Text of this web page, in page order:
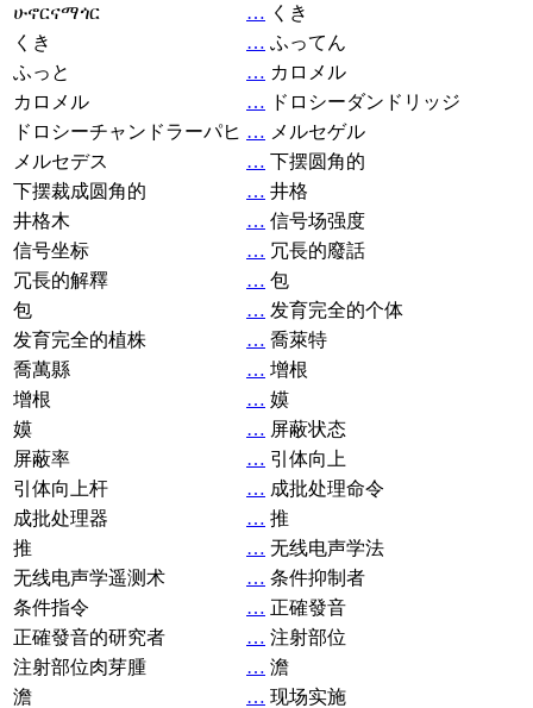
ሁኖርናማጎር
… くき
くき
… ふってん
ふっと
… カロメル
カロメル
… ドロシーダンドリッジ
ドロシーチャンドラーパヒ … メルセゲル
メルセデス
… 下摆圆角的
下摆裁成圆角的
… 井格
井格木
… 信号场强度
信号坐标
… 冗長的廢話
冗長的解釋
… 包
包
… 发育完全的个体
发育完全的植株
… 喬萊特
喬萬縣
… 增根
增根
… 嫫
嫫
… 屏蔽状态
屏蔽率
… 引体向上
引体向上杆
… 成批处理命令
成批处理器
… 推
推
… 无线电声学法
无线电声学遥测术
… 条件抑制者
条件指令
… 正確發音
正確發音的研究者
… 注射部位
注射部位肉芽腫
… 澹
澹
… 现场实施